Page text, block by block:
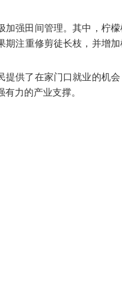
强田间管理。其中，柠
注重修剪徒长枝，并增
供了在家门口就业的机
力的产业支撑。